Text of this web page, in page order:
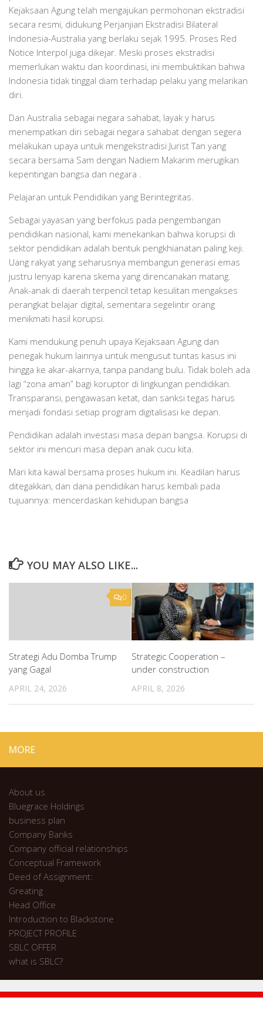
Kejaksaan Agung telah mengajukan permohonan ekstradisi
secara resmi, didukung Perjanjian Ekstradisi Bilateral
Indonesia-Australia yang berlaku sejak 1995. Proses Red
Notice Interpol juga dikejar. Meski proses ekstradisi
memerlukan waktu dan koordinasi, ini membuktikan bahwa
Indonesia tidak tinggal diam terhadap pelaku yang melarikan
diri.
Dan Australia sebagai negara sahabat, layak y harus
menempatkan diri sebagai negara sahabat dengan segera
melakukan upaya untuk mengekstradisi Jurist Tan yang
secara bersama Sam dengan Nadiem Makarim merugikan
kepentingan bangsa dan negara .
Pelajaran untuk Pendidikan yang Berintegritas.
Sebagai yayasan yang berfokus pada pengembangan
pendidikan nasional, kami menekankan bahwa korupsi di
sektor pendidikan adalah bentuk pengkhianatan paling keji.
Uang rakyat yang seharusnya membangun generasi emas
justru lenyap karena skema yang direncanakan matang.
Anak-anak di daerah terpencil tetap kesulitan mengakses
perangkat belajar digital, sementara segelintir orang
menikmati hasil korupsi.
Kami mendukung penuh upaya Kejaksaan Agung dan
penegak hukum lainnya untuk mengusut tuntas kasus ini
hingga ke akar-akarnya, tanpa pandang bulu. Tidak boleh ada
lagi “zona aman” bagi koruptor di lingkungan pendidikan.
Transparansi, pengawasan ketat, dan sanksi tegas harus
menjadi fondasi setiap program digitalisasi ke depan.
Pendidikan adalah investasi masa depan bangsa. Korupsi di
sektor ini mencuri masa depan anak cucu kita.
Mari kita kawal bersama proses hukum ini. Keadilan harus
ditegakkan, dan dana pendidikan harus kembali pada
tujuannya: mencerdaskan kehidupan bangsa
YOU MAY ALSO LIKE...
0
Strategi Adu Domba Trump
yang Gagal
APRIL 24, 2026
Strategic Cooperation –
under construction
APRIL 8, 2026
MORE
About us
Bluegrace Holdings
business plan
Company Banks
Company official relationships
Conceptual Framework
Deed of Assignment:
Greating
Head Office
Introduction to Blackstone
PROJECT PROFILE
SBLC OFFER
what is SBLC?